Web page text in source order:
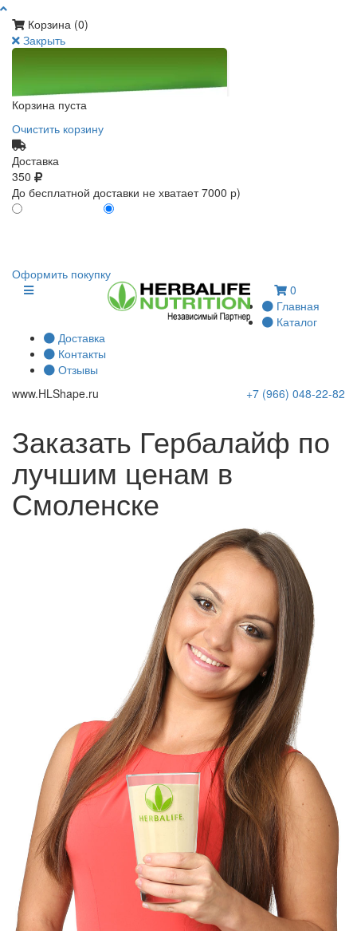
Корзина (0)
Закрыть
Корзина пуста
Очистить корзину
Доставка
350
До бесплатной доставки не хватает 7000 р)
Оформить покупку
0
Главная
Каталог
Доставка
Контакты
Отзывы
www.HLShape.ru +7 (966) 048-22-82
Заказать Гербалайф по
лучшим ценам в
Смоленске